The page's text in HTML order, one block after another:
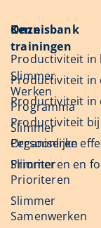
Onze
trainingen
Slimmer
Werken
Programma
Slimmer
Organiseren
Slimmer
Prioriteren
Slimmer
Samenwerken
Kennisbank
Productiviteit in
Productiviteit in
Productiviteit in
Productiviteit
Persoonlijke
Prioriteren en